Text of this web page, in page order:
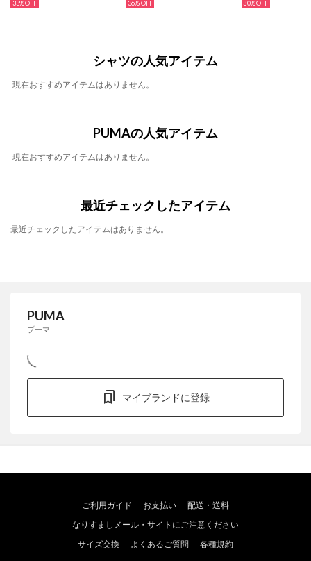
33% 36% 30%
シャツの人気アイテム
現在おすすめアイテムはありません。
PUMAの人気アイテム
現在おすすめアイテムはありません。
最近チェックしたアイテム
最近チェックしたアイテムはありません。
PUMA
プーマ
マイブランドに登録
ご利用ガイド お支払い
配送・送料
なりすましメール・サイトにご注意ください
サイズ交換
よくあるご質問 各種規約